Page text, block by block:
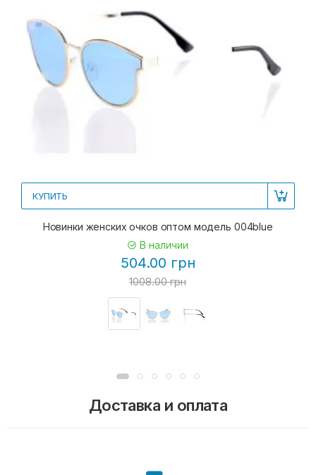
КУПИТЬ
Новинки женских очков оптом модель 004blue
В наличии
504.00 грн
1008.00 грн
Доставка и оплата